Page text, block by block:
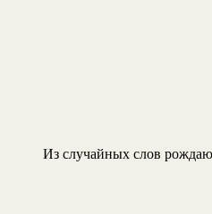
Из случайных слов